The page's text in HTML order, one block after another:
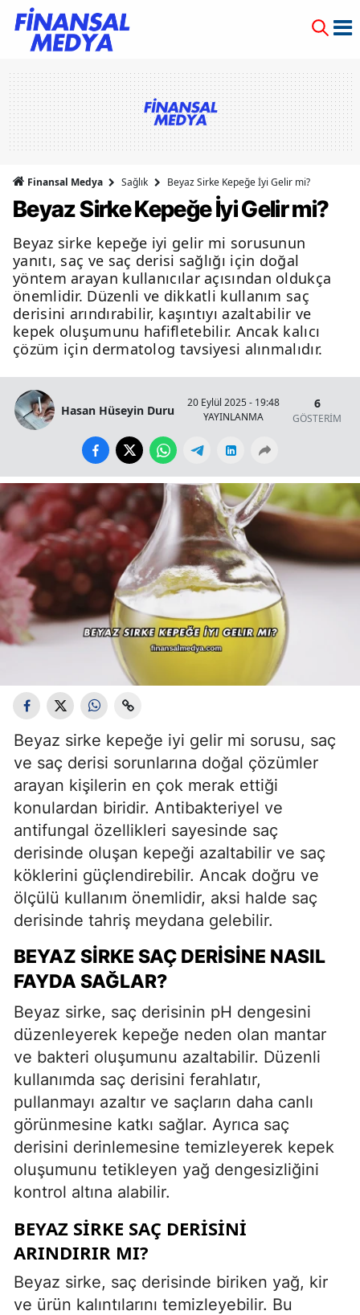
Finansal Medya Sağlık Beyaz Sirke Kepeğe İyi Gelir mi?
Beyaz Sirke Kepeğe İyi Gelir mi?
Beyaz sirke kepeğe iyi gelir mi sorusunun
yanıtı, saç ve saç derisi sağlığı için doğal
yöntem arayan kullanıcılar açısından oldukça
önemlidir. Düzenli ve dikkatli kullanım saç
derisini arındırabilir, kaşıntıyı azaltabilir ve
kepek oluşumunu hafifletebilir. Ancak kalıcı
çözüm için dermatolog tavsiyesi alınmalıdır.
Hasan Hüseyin Duru
20 Eylül 2025 - 19:48
YAYINLANMA
6
GÖSTERİM
Beyaz sirke kepeğe iyi gelir mi sorusu, saç
ve saç derisi sorunlarına doğal çözümler
arayan kişilerin en çok merak ettiği
konulardan biridir. Antibakteriyel ve
antifungal özellikleri sayesinde saç
derisinde oluşan kepeği azaltabilir ve saç
köklerini güçlendirebilir. Ancak doğru ve
ölçülü kullanım önemlidir, aksi halde saç
derisinde tahriş meydana gelebilir.
BEYAZ SIRKE SAÇ DERISINE NASIL
FAYDA SAĞLAR?
Beyaz sirke, saç derisinin pH dengesini
düzenleyerek kepeğe neden olan mantar
ve bakteri oluşumunu azaltabilir. Düzenli
kullanımda saç derisini ferahlatır,
pullanmayı azaltır ve saçların daha canlı
görünmesine katkı sağlar. Ayrıca saç
derisini derinlemesine temizleyerek kepek
oluşumunu tetikleyen yağ dengesizliğini
kontrol altına alabilir.
BEYAZ SIRKE SAÇ DERISINI
ARINDIRIR MI?
Beyaz sirke, saç derisinde biriken yağ, kir
ve ürün kalıntılarını temizleyebilir. Bu